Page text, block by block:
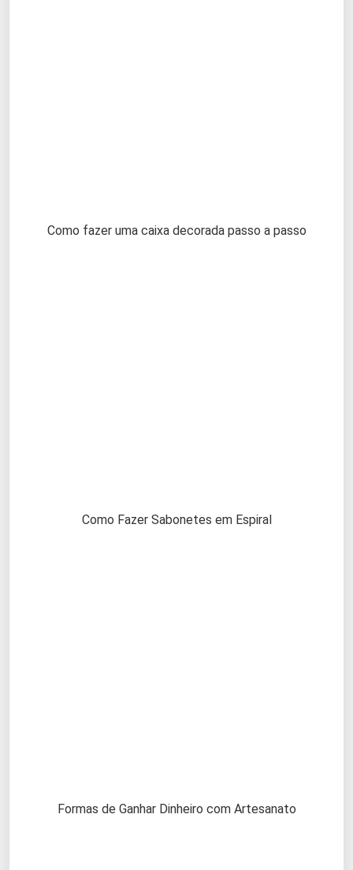
Como fazer uma caixa decorada passo a passo
Como Fazer Sabonetes em Espiral
Formas de Ganhar Dinheiro com Artesanato